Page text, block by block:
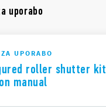
uporabo
UPORABO
roller shutter kit
manual